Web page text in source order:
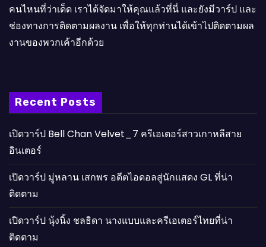
คนไหนที่ว่าเด็ด เราได้จัดมาให้คุณแล้วที่นี่ และยังมีวาร์ป และ
ช่องทางการติดตามผลงาน เพื่อให้ทุกท่านได้เข้าไปติดตามผล
งานของพวกเค้าอีกด้วย
Recent Posts
เปิดวาร์ป Bell Chan Velvet_7 ครีเอเตอร์สาวเกาหลีสาย
อินเตอร์
เปิดวาร์ป มู่หลาน เสกพร อดีตไอดอลสู่นักแสดง GL ที่น่า
ติดตาม
เปิดวาร์ป นุ้งนิ้ง ชลธิดา นางแบบและครีเอเตอร์ไทยที่น่า
ติดตาม